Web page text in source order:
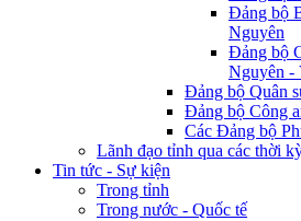
Đảng bộ
Nguyên
Đảng bộ
Nguyên -
Đảng bộ Quân
Đảng bộ Công
Các Đảng bộ
Lãnh đạo tỉnh qua các thời
Tin tức - Sự kiện
Trong tỉnh
Trong nước - Quốc tế